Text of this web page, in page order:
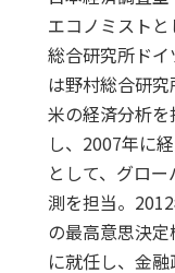
エコノミスト
総合研究所ド
は野村総合研
米の経済分析
し、2007年に
として、グロ
測を担当。
の最高意思決
に就任し、金